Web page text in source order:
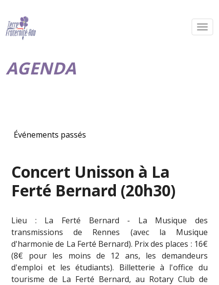
AGENDA
Événements passés
Concert Unisson à La
Ferté Bernard (20h30)
Lieu : La Ferté Bernard - La Musique des
transmissions de Rennes (avec la Musique
d'harmonie de La Ferté Bernard). Prix des places : 16€
(8€ pour les moins de 12 ans, les demandeurs
d'emploi et les étudiants). Billetterie à l'office du
tourisme de La Ferté Bernard, au Rotary Club de